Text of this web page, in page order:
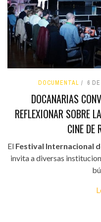
DOCUMENTAL 6
DOCANARIAS
REFLEXIONAR SOBRE
CINE DE
El Festival Internacional
invita a diversas